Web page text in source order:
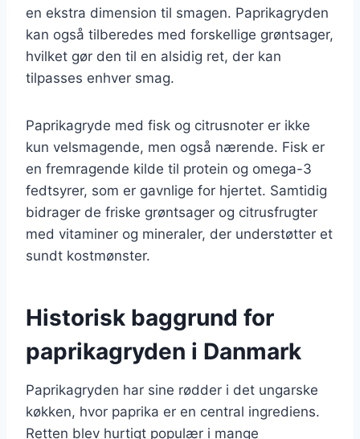
en ekstra dimension til smagen. Paprikagryden
kan også tilberedes med forskellige grøntsager,
hvilket gør den til en alsidig ret, der kan
tilpasses enhver smag.
Paprikagryde med fisk og citrusnoter er ikke
kun velsmagende, men også nærende. Fisk er
en fremragende kilde til protein og omega-3
fedtsyrer, som er gavnlige for hjertet. Samtidig
bidrager de friske grøntsager og citrusfrugter
med vitaminer og mineraler, der understøtter et
sundt kostmønster.
Historisk baggrund for
paprikagryden i Danmark
Paprikagryden har sine rødder i det ungarske
køkken, hvor paprika er en central ingrediens.
Retten blev hurtigt populær i mange